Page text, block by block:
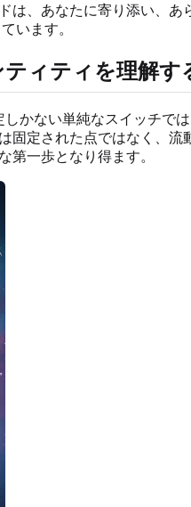
、あなたに寄り添い、
います。
ィティを理解す
かない単純なスイッチで
定された点ではなく、
第一歩となり得ます。